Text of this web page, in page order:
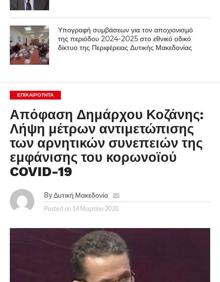
Υπογραφή συμβάσεων για τον αποχιονισμό
της περιόδου 2024-2025 στο εθνικό οδικό
δίκτυο της Περιφέρειας Δυτικής Μακεδονίας
ΕΠΙΚΑΙΡΟΤΗΤΑ
Απόφαση Δημάρχου Κοζάνης:
Λήψη μέτρων αντιμετώπισης
των αρνητικών συνεπειών της
εμφάνισης του κορωνοϊού
COVID-19
By Δυτική Μακεδονία
Posted on 14 Μαρτίου 2020